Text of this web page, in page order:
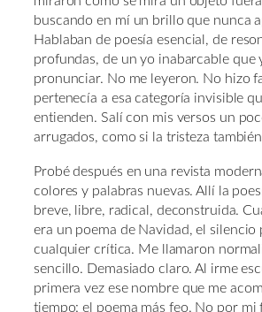
buscando en mí un brillo que nunca
Hablaban de poesía esencial, de
profundas, de un yo inabarcable que
pronunciar. No me leyeron. No hizo
pertenecía a esa categoría invisible
entienden. Salí con mis versos un
arrugados, como si la tristeza
Probé después en una revista
colores y palabras nuevas. Allí la
breve, libre, radical, deconstruida.
era un poema de Navidad, el silencio
cualquier crítica. Me llamaron
sencillo. Demasiado claro. Al irme
primera vez ese nombre que me
tiempo: el poema más feo. No por mi